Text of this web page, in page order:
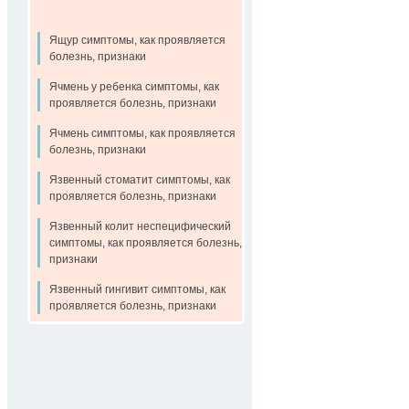
Ящур симптомы, как проявляется
болезнь, признаки
Ячмень у ребенка симптомы, как
проявляется болезнь, признаки
Ячмень симптомы, как проявляется
болезнь, признаки
Язвенный стоматит симптомы, как
проявляется болезнь, признаки
Язвенный колит неспецифический
симптомы, как проявляется болезнь,
признаки
Язвенный гингивит симптомы, как
проявляется болезнь, признаки